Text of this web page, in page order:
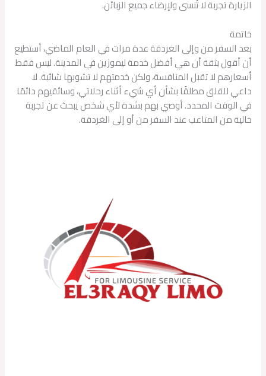
الزيارة تجربة لا تُنسى ولإرضاء جميع الزبائن.
خاتمة
بعد السفر من وإلى الغردقة عدة مرات في العام الماضي، أستطيع
أن أقول بثقة أن هي أفضل خدمة ليموزين في المدينة. ليس فقط
أسعارهم لا تقبل المنافسة، ولكن خدمتهم لا تشوبها شائبة. لا
داعي للقلق مطلقًا بشأن أي شيء أثناء رحلاتي، وسائقيهم دائمًا
في الوقت المحدد. أوصي بهم بشدة لأي شخص يبحث عن تجربة
خالية من المتاعب عند السفر من أو إلى الغردقة.